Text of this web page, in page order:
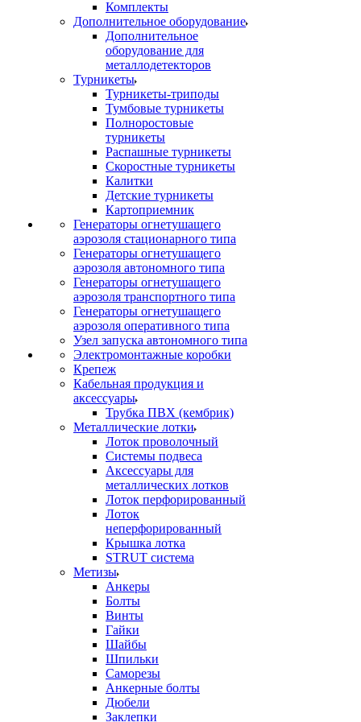
Комплекты
Дополнительное оборудование
Дополнительное
оборудование для
металлодетекторов
Турникеты
Турникеты-триподы
Тумбовые турникеты
Полноростовые
турникеты
Распашные турникеты
Скоростные турникеты
Калитки
Детские турникеты
Картоприемник
Генераторы огнетушащего
аэрозоля стационарного типа
Генераторы огнетушащего
аэрозоля автономного типа
Генераторы огнетушащего
аэрозоля транспортного типа
Генераторы огнетушащего
аэрозоля оперативного типа
Узел запуска автономного типа
Электромонтажные коробки
Крепеж
Кабельная продукция и
аксессуары
Трубка ПВХ (кембрик)
Металлические лотки
Лоток проволочный
Системы подвеса
Аксессуары для
металлических лотков
Лоток перфорированный
Лоток
неперфорированный
Крышка лотка
STRUT система
Метизы
Анкеры
Болты
Винты
Гайки
Шайбы
Шпильки
Саморезы
Анкерные болты
Дюбели
Заклепки